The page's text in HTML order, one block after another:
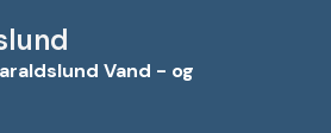
Vand - og